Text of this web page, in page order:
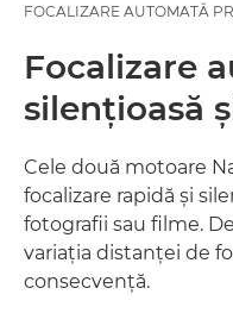
FOCALIZARE AUTOMATĂ
Focalizare
silenţioasă
Cele două motoare
focalizare rapidă şi
fotografii sau filme.
variaţia distanţei de
consecvenţă.